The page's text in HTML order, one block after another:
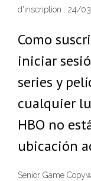
d'inscription : 24/
Como
iniciar
series y
cualquier
HBO no
ubicación
Senior Game